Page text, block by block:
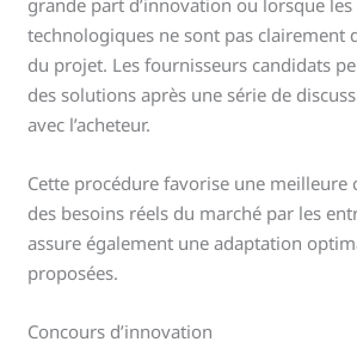
grande part d’innovation ou lorsque
technologiques ne sont pas clairement
du projet. Les fournisseurs candidats
des solutions après une série de
avec l’acheteur.
Cette procédure favorise une meilleure
des besoins réels du marché par les
assure également une adaptation
proposées.
Concours d’innovation